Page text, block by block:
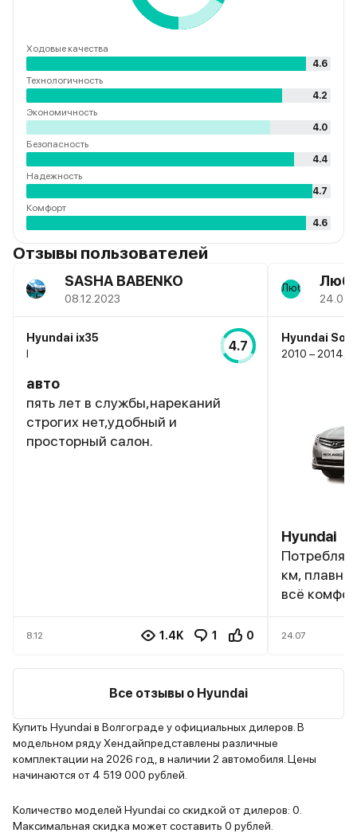
Ходовые качества
4.6
Технологичность
4.2
Экономичность
4.0
Безопасность
4.4
Надежность
4.7
Комфорт
4.6
Отзывы пользователей
SASHA BABENKO
08.12.2023
Hyundai ix35
I
4.7
авто
пять лет в службы,нареканий
строгих нет,удобный и
просторный салон.
8.12 1.4K 1 0
Hyundai
2010 – 2014, I
Hyundai
км,
всё
24.07
Все отзывы о Hyundai
Купить Hyundai в Волгограде у официальных дилеров. В
модельном ряду Хендайпредставлены различные
комплектации на 2026 год, в наличии 2 автомобиля. Цены
начинаются от 4 519 000 рублей.
Количество моделей Hyundai со скидкой от дилеров: 0.
Максимальная скидка может составить 0 рублей.